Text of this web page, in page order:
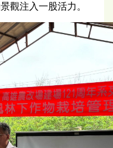
觀注入一股活力。